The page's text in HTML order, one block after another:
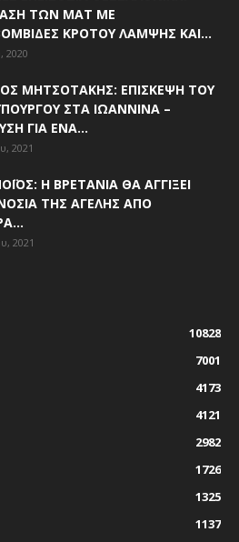
ΤΩΝ ΜΑΤ ΜΕ
ΚΡΌΤΟΥ ΛΆΜΨΗΣ ΚΑΙ...
2020
ΜΗΤΣΟΤΆΚΗΣ: ΕΠΊΣΚΕΨΗ ΤΟΥ
ΣΤΑ ΙΩΆΝΝΙΝΑ –
ΓΙΑ ΈΝΑ...
2021
Η ΒΡΕΤΑΝΊΑ ΘΑ ΑΓΓΊΞΕΙ
ΤΗΣ ΑΓΈΛΗΣ ΑΠΌ
2021
10828
7001
4173
4121
2982
1726
1325
1137